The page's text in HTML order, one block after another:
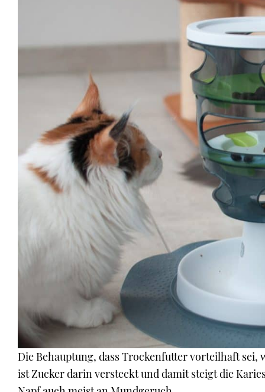
Die Behauptung, dass Trockenfutter vorteilhaft sei,
ist Zucker darin versteckt und damit steigt die